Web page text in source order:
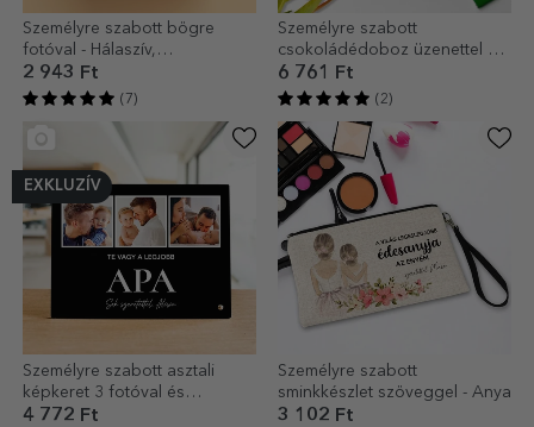
Személyre szabott bögre
fotóval - Hálaszív,
narancssárga háttérrel
2 943 Ft
(7)
Személyre szabott
csokoládédoboz üzenettel a
tanároknak - Szív
6 761 Ft
(2)
EXKLUZÍV
Személyre szabott asztali
képkeret 3 fotóval és
szöveggel - Szeretettel
4 772 Ft
Személyre szabott
sminkkészlet szöveggel - Anya
3 102 Ft